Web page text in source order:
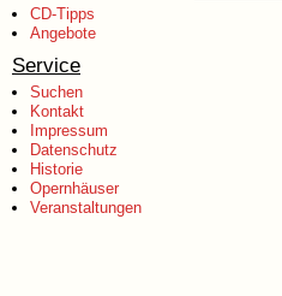
CD-Tipps
Angebote
Service
Suchen
Kontakt
Impressum
Datenschutz
Historie
Opernhäuser
Veranstaltungen